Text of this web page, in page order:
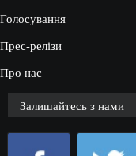
Голосування
Прес-релізи
Про нас
Залишайтесь з нами